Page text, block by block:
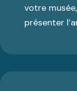
votre
présenter